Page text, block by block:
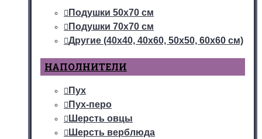
Подушки 50х70 см
Подушки 70х70 см
Другие (40х40, 40х60, 50х50, 60х60 см)
НАПОЛНИТЕЛИ
Пух
Пух-перо
Шерсть овцы
Шерсть верблюда